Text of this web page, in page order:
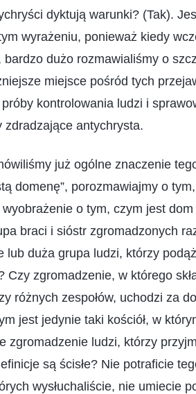
dyktują warunki? (Tak).
wyrażeniu, ponieważ kiedy
bardzo dużo rozmawialiśmy o
miejsce pośród tych
kontrolowania ludzi i
zdradzające antychrysta.
już ogólne znaczenie
domenę”, porozmawiajmy o
o tym, czym jest
braci i sióstr zgromadzonych
lub duża grupa ludzi, którzy
Czy zgromadzenie, w którego
różnych zespołów, uchodzi za
jest jedynie taki kościół, w
zgromadzenie ludzi, którzy
są ścisłe? Nie potraficie
wysłuchaliście, nie umiecie